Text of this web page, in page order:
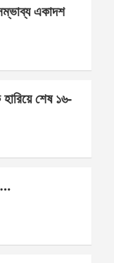
একাদশ
শেষ ১৬-